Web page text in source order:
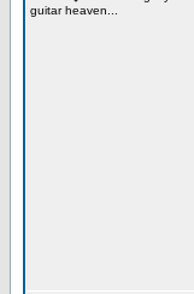
guitar heaven...